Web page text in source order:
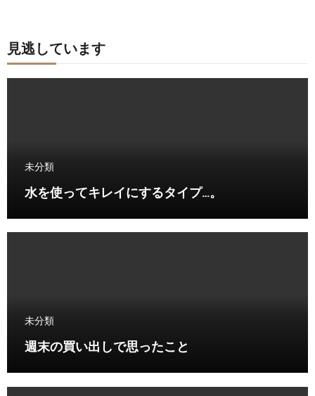
見逃しています
未分類
水を使ってキレイにするタイプ…。
未分類
週末の買い出しで思ったこと